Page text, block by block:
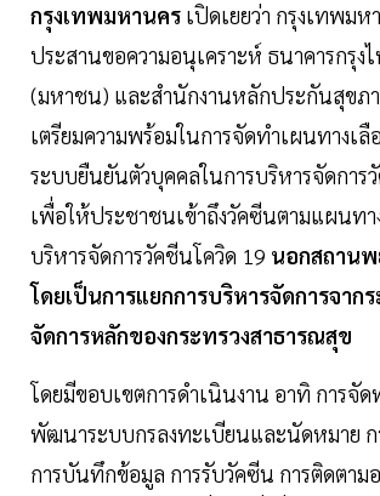
กรุงเทพมหานคร เปิดเยยว่า กรุงเทพมห
ประสานขอความอนุเคราะห์ ธนาคารกรุง
(มหาชน) และสำนักงานหลักประกันสุขภ
เตรียมความพร้อมในการจัดทำเผนทางเ
ระบบยืนยันตัวบุคคลในการบริหารจัดการ
เพื่อให้ประชาชนเข้าถึงวัคซีนตามแผนทา
บริหารจัดการวัคชีนโควิด 19 นอกสถานพ
โดยเป็นการแยกการบริหารจัดการจาก
จัดการหลักของกระทรวงสาธารณสุข
โดยมีขอบเขตการดำเนินงาน อาทิ การจั
พัฒนาระบบกรลงทะเบียนและนัดหมาย
การบันทึกข้อมูล การรับวัคซีน การติดตาม